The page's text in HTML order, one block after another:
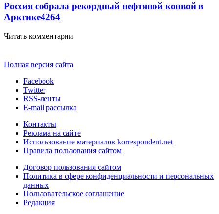
Россия собрала рекордный нефтяной конвой в
Арктике4264
Читать комментарии
Полная версия сайта
Facebook
Twitter
RSS-ленты
E-mail рассылка
Контакты
Реклама на сайте
Использование материалов korrespondent.net
Правила пользования сайтом
Договор пользования сайтом
Политика в сфере конфиденциальности и персональных
данных
Пользовательское соглашение
Редакция